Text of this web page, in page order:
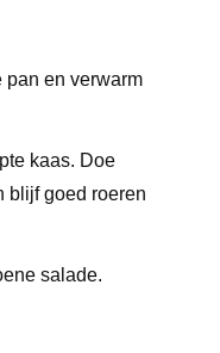
pan en verwarm
kaas. Doe
blijf goed roeren
salade.